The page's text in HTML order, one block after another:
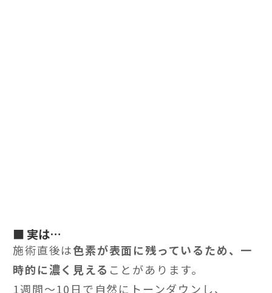
■ 実は…
施術直後は色素が表面に残っているため、一
時的に濃く見える ことがあります。
1週間〜10日で自然にトーンダウンし、